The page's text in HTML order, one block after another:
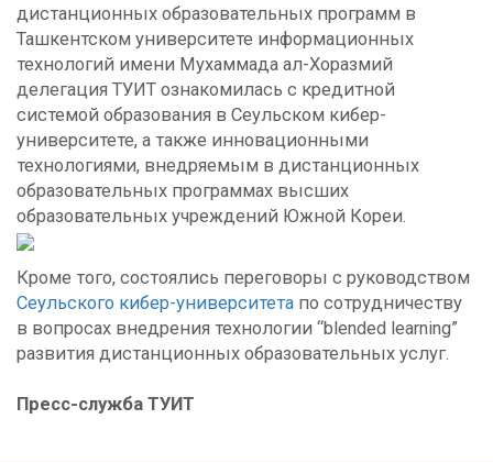
дистанционных образовательных программ в
Ташкентском университете информационных
технологий имени Мухаммада ал-Хоразмий
делегация ТУИТ ознакомилась с кредитной
системой образования в Сеульском кибер-
университете, а также инновационными
технологиями, внедряемым в дистанционных
образовательных программах высших
образовательных учреждений Южной Кореи.
Кроме того, состоялись переговоры с руководством
Сеульского кибер-университета по сотрудничеству
в вопросах внедрения технологии “blended learning”
развития дистанционных образовательных услуг.
Пресс-служба ТУИТ